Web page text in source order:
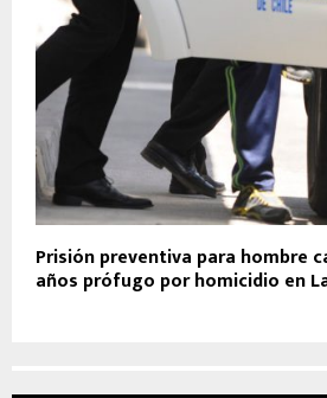
Prisión preventiva para hombre
años prófugo por homicidio en